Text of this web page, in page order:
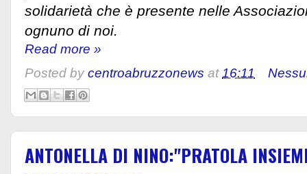
solidarietà che è presente nelle
ognuno di noi.
Read more »
Posted by centroabruzzonews at16:11
ANTONELLA DI NINO:"PRATOLA